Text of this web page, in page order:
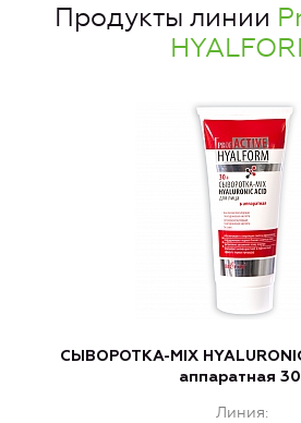
Продукты линии
СЫВОРОТКА-MIX
аппаратная
Линия